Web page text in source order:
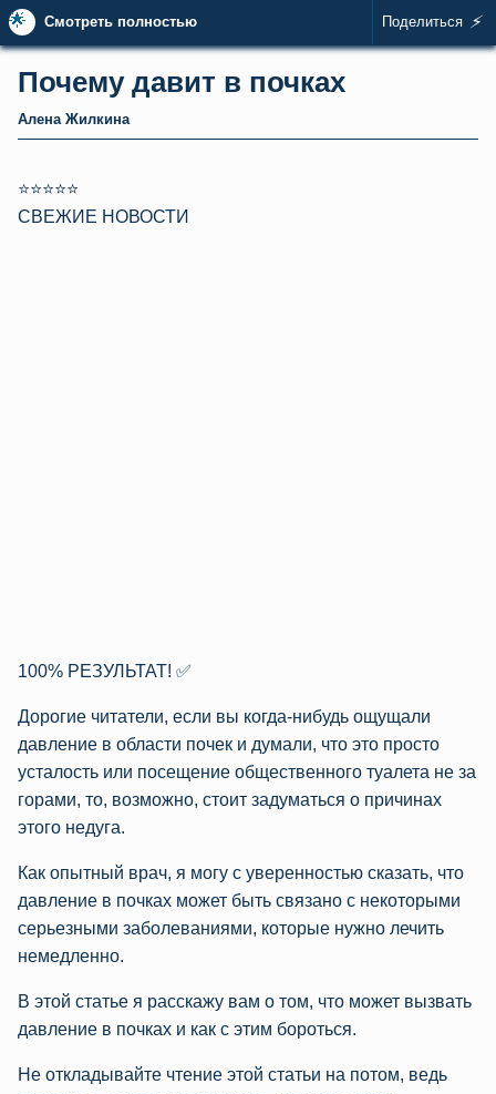
🌟 Смотреть полностью Поделиться ⚡
Почему давит в почках
Алена Жилкина
⭐⭐⭐⭐⭐
СВЕЖИЕ НОВОСТИ
100% РЕЗУЛЬТАТ! ✅
Дорогие читатели, если вы когда-нибудь ощущали
давление в области почек и думали, что это просто
усталость или посещение общественного туалета не за
горами, то, возможно, стоит задуматься о причинах
этого недуга.
Как опытный врач, я могу с уверенностью сказать, что
давление в почках может быть связано с некоторыми
серьезными заболеваниями, которые нужно лечить
немедленно.
В этой статье я расскажу вам о том, что может вызвать
давление в почках и как с этим бороться.
Не откладывайте чтение этой статьи на потом, ведь